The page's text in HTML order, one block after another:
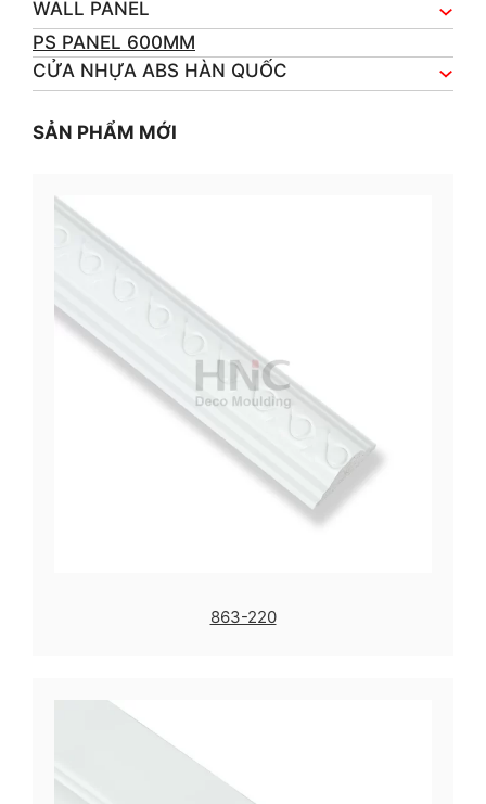
WALL PANEL
PS PANEL 600MM
CỬA NHỰA ABS HÀN QUỐC
SẢN PHẨM MỚI
863-220